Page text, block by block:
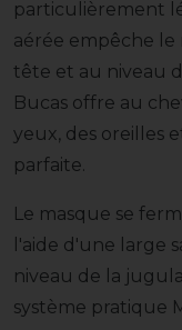
particulièrement
aérée empêche
tête et au niveau
Bucas offre au
yeux, des oreilles
parfaite.
Le masque se
l'aide d'une large
niveau de la
système pratique